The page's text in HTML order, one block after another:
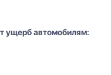
ущерб автомобилям: